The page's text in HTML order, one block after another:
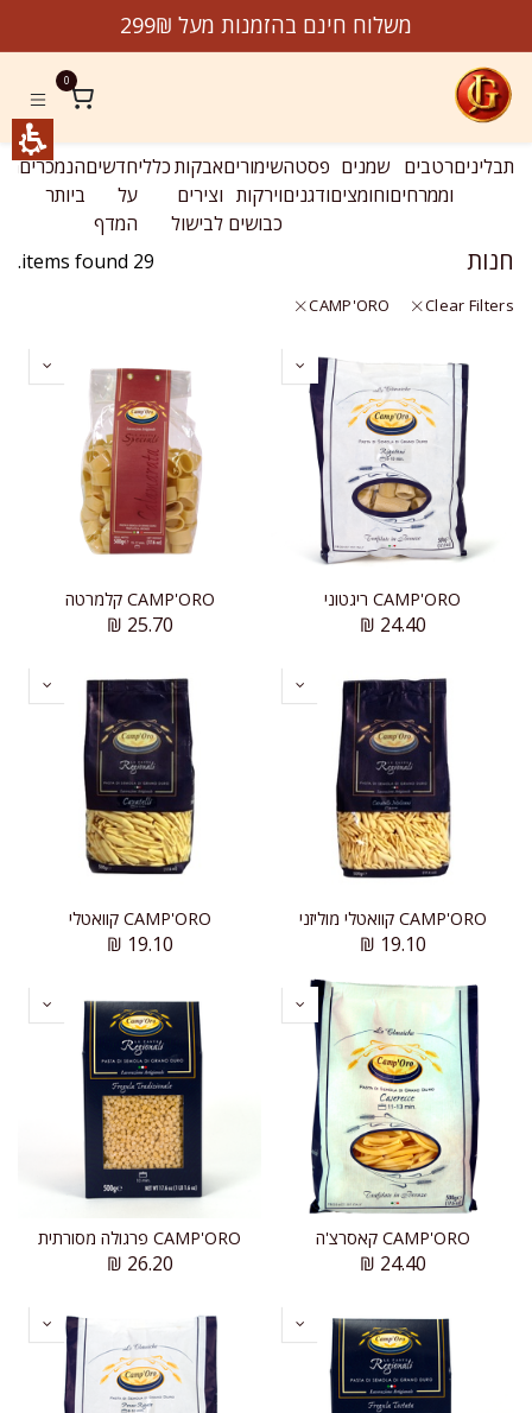
jeremygourmet.com
משלוח חינם בהזמנות מעל 299₪
0
תבליניםרטבים
וממרחים
שמנים
וחומצים
פסטה
ודגנים
שימורים
וירקות
כבושים
אבקות
וצירים
לבישול
כלליחדשים
על
המדף
הנמכרים
ביותר
חנות 29 items found.
Clear Filters
CAMP'ORO
CAMP'ORO ריגטוני
24.40
₪
CAMP'ORO קלמרטה
25.70
₪
CAMP'ORO קוואטלי מוליזני
19.10
₪
CAMP'ORO קוואטלי
19.10
₪
CAMP'ORO קאסרצ'ה
24.40
₪
CAMP'ORO פרגולה מסורתית
26.20
₪